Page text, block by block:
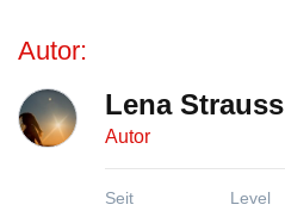
Autor:
Lena Strauss
Autor
Seit Level